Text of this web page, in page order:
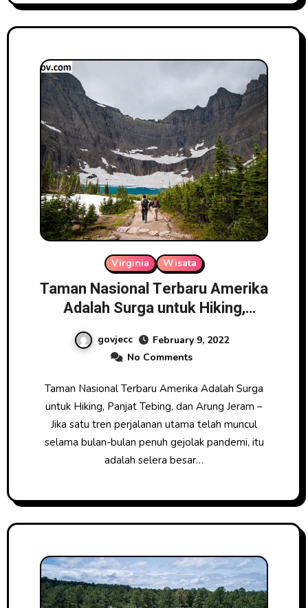
Virginia Wisata
Taman Nasional Terbaru Amerika
Adalah Surga untuk Hiking,
Panjat Tebing, dan Arung Jeram
govjecc
February 9, 2022
No Comments
Taman Nasional Terbaru Amerika Adalah Surga
untuk Hiking, Panjat Tebing, dan Arung Jeram –
Jika satu tren perjalanan utama telah muncul
selama bulan-bulan penuh gejolak pandemi, itu
adalah selera besar…